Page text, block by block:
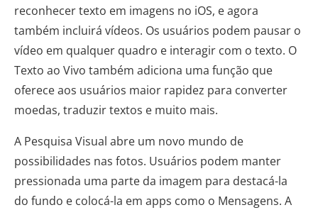
reconhecer texto em imagens no iOS, e agora
também incluirá vídeos. Os usuários podem pausar o
vídeo em qualquer quadro e interagir com o texto. O
Texto ao Vivo também adiciona uma função que
oferece aos usuários maior rapidez para converter
moedas, traduzir textos e muito mais.
A Pesquisa Visual abre um novo mundo de
possibilidades nas fotos. Usuários podem manter
pressionada uma parte da imagem para destacá-la
do fundo e colocá-la em apps como o Mensagens. A